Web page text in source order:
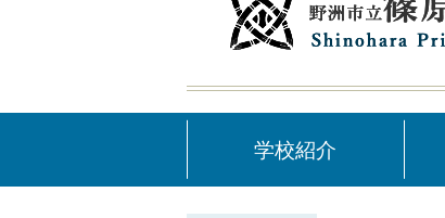
学校紹介